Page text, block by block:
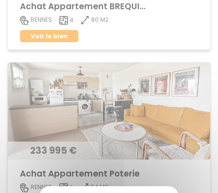
Achat Appartement BREQUIGNY
RENNES 4
80 M2
Voir le bien
233 995 €
Achat Appartement Poterie
RENNES 3
54 M2